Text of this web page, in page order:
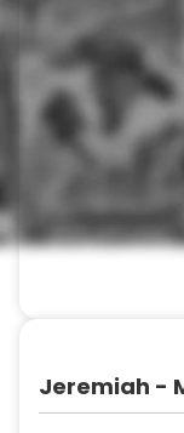
Jeremiah -